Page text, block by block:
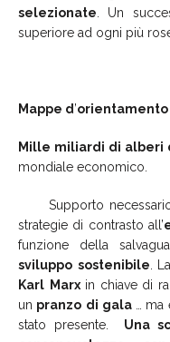
selezionate . Un
superiore ad ogni più
Mappe d ’orientamento
Mille miliardi di alberi
mondiale economico.
Supporto
strategie di contrasto all’
funzione della
sviluppo sostenibile .
Karl Marxin chiave di
un pranzo di gala… ma
stato presente. Una